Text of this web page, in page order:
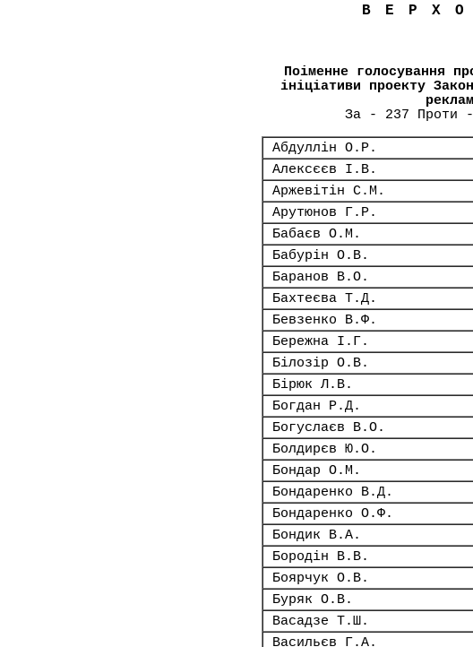
Поіменне голосування
ініціативи проекту
За - 237 Проти
Абдуллін О.Р.
Алексєєв І.В.
Аржевітін С.М.
Арутюнов Г.Р.
Бабаєв О.М.
Бабурін О.В.
Баранов В.О.
Бахтеєва Т.Д.
Бевзенко В.Ф.
Бережна І.Г.
Білозір О.В.
Бірюк Л.В.
Богдан Р.Д.
Богуслаєв В.О.
Болдирєв Ю.О.
Бондар О.М.
Бондаренко В.Д.
Бондаренко О.Ф.
Бондик В.А.
Бородін В.В.
Боярчук О.В.
Буряк О.В.
Васадзе Т.Ш.
Васильєв Г.А.